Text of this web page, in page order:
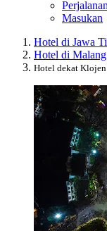
Perjalanan
Masukan
Hotel di Jawa
Hotel di Malang
Hotel dekat Klojen